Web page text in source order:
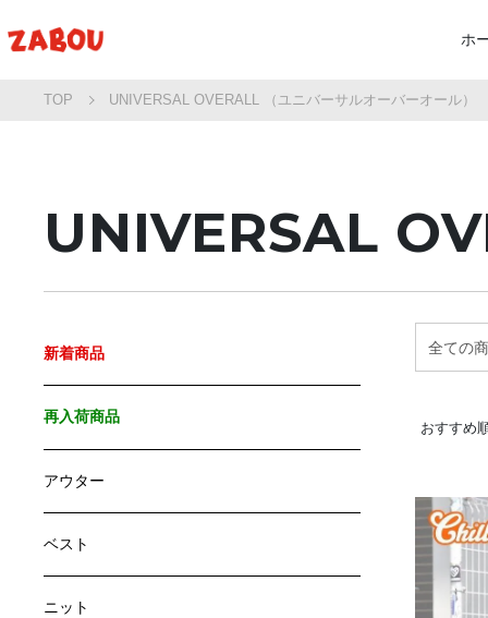
ホ
バ
TOP UNIVERSAL OVERALL （ユニバーサルオーバーオール）
UNIVERSAL
おすすめ
新着商品
再入荷商品
アウター
ベスト
ニット